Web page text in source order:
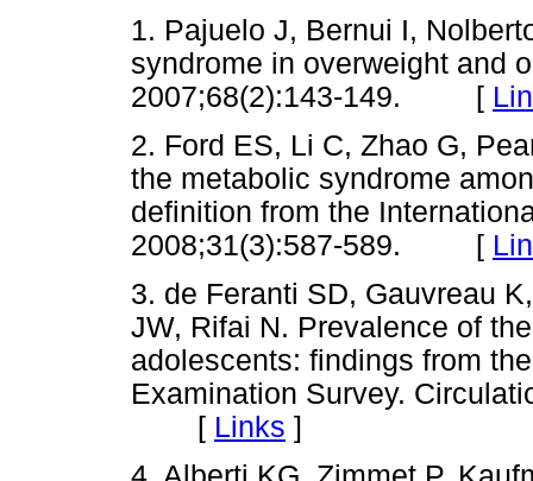
1. Pajuelo J, Bernui I,
syndrome in overweight and
2007;68(2):143-149. [
2. Ford ES, Li C, Zhao G,
the metabolic syndrome
definition from the
2008;31(3):587-589. [
3. de Feranti SD, Gauvreau
JW, Rifai N. Prevalence of
adolescents: findings from
Examination Survey.
[ Links ]